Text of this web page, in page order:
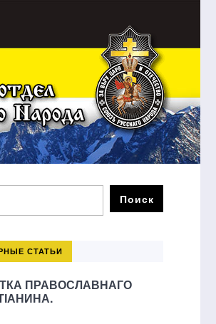
СТАТЬИ
ПРАВОСЛАВНАГО